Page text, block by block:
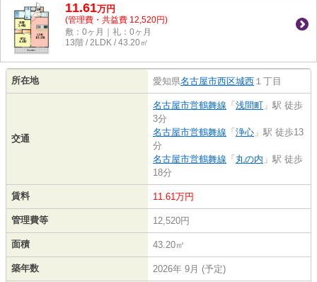
11.61万円
(管理費・共益費 12,520円)
敷：0ヶ月｜礼：0ヶ月
13階 / 2LDK / 43.20㎡
所在地 愛知県名古屋市西区城西 １丁目
交通
名古屋市営鶴舞線 「 浅間町 」駅 徒歩
3分
名古屋市営鶴舞線 「 浄心 」駅 徒歩13
分
名古屋市営鶴舞線 「 丸の内 」駅 徒歩
18分
賃料 11.61万円
管理費等 12,520円
面積 43.20㎡
築年数 2026年 9月 (予定)